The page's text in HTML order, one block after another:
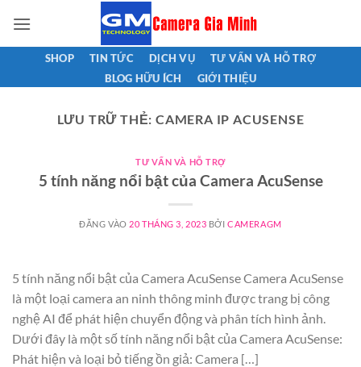
qua
nội
SHOP TIN TỨC DỊCH VỤ
TƯ VẤN VÀ HỖ TRỢ
BLOG HỮU ÍCH
GIỚI THIỆU
LƯU TRỮ THẺ: CAMERA IP ACUSENSE
TƯ VẤN VÀ HỖ TRỢ
5 tính năng nổi bật của Camera AcuSense
ĐĂNG VÀO 20 THÁNG 3, 2023 BỞICAMERAGM
5 tính năng nổi bật của Camera AcuSense Camera AcuSense
là một loại camera an ninh thông minh được trang bị công
nghệ AI để phát hiện chuyển động và phân tích hình ảnh.
Dưới đây là một số tính năng nổi bật của Camera AcuSense:
Phát hiện và loại bỏ tiếng ồn giả: Camera […]